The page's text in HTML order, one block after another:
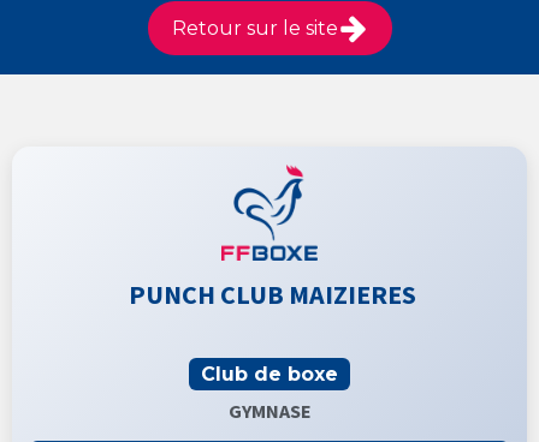
Retour sur le site
PUNCH CLUB MAIZIERES
Club de boxe
GYMNASE